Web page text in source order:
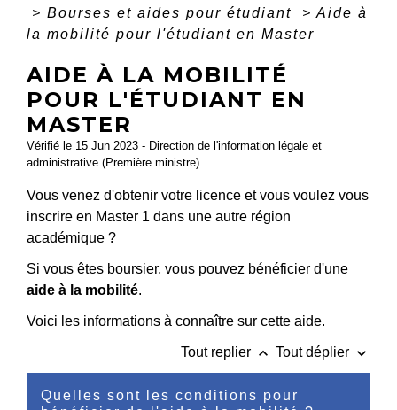
> Bourses et aides pour étudiant > Aide à
la mobilité pour l'étudiant en Master
AIDE À LA MOBILITÉ
POUR L'ÉTUDIANT EN
MASTER
Vérifié le 15 Jun 2023 - Direction de l'information légale et
administrative (Première ministre)
Vous venez d'obtenir votre licence et vous voulez vous
inscrire en Master 1 dans une autre région
académique ?
Si vous êtes boursier, vous pouvez bénéficier d'une
aide à la mobilité.
Voici les informations à connaître sur cette aide.
Tout replier keyboard_arrow_up Tout déplier keyboard_arrow_down
Quelles sont les conditions pour